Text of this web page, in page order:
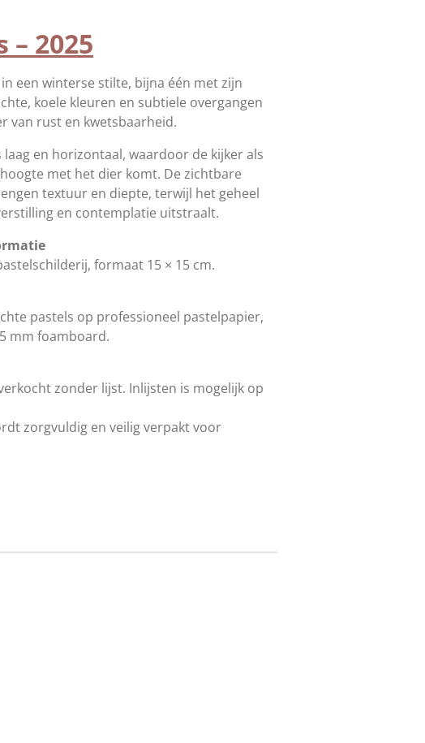
– 2025
een winterse stilte, bijna één met zijn
koele kleuren en subtiele overgangen
van rust en kwetsbaarheid.
laag en horizontaal, waardoor de kijker als
met het dier komt. De zichtbare
textuur en diepte, terwijl het geheel
en contemplatie uitstraalt.
formaat 15 × 15 cm.
pastels op professioneel pastelpapier,
mm foamboard.
zonder lijst. Inlijsten is mogelijk op
zorgvuldig en veilig verpakt voor